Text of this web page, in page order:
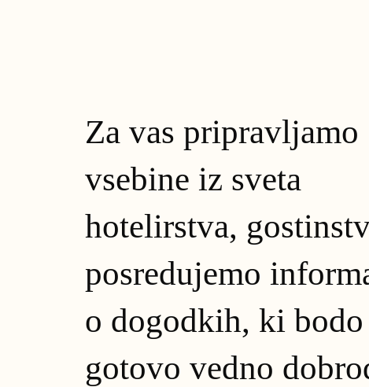
Za vas pripravljamo
vsebine iz sveta
hotelirstva,
posredujemo
o dogodkih, ki bodo
gotovo vedno